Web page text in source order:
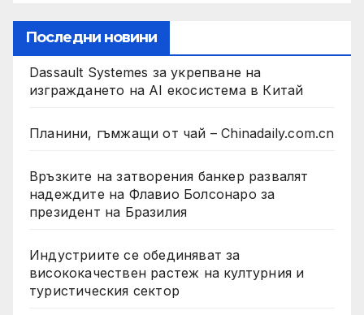
Последни новини
Dassault Systemes за укрепване на
изграждането на AI екосистема в Китай
Планини, гъмжащи от чай – Chinadaily.com.cn
Връзките на затворения банкер развалят
надеждите на Флавио Болсонаро за
президент на Бразилия
Индустриите се обединяват за
висококачествен растеж на културния и
туристическия сектор